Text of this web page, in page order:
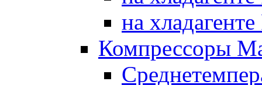
на
Компрессоры